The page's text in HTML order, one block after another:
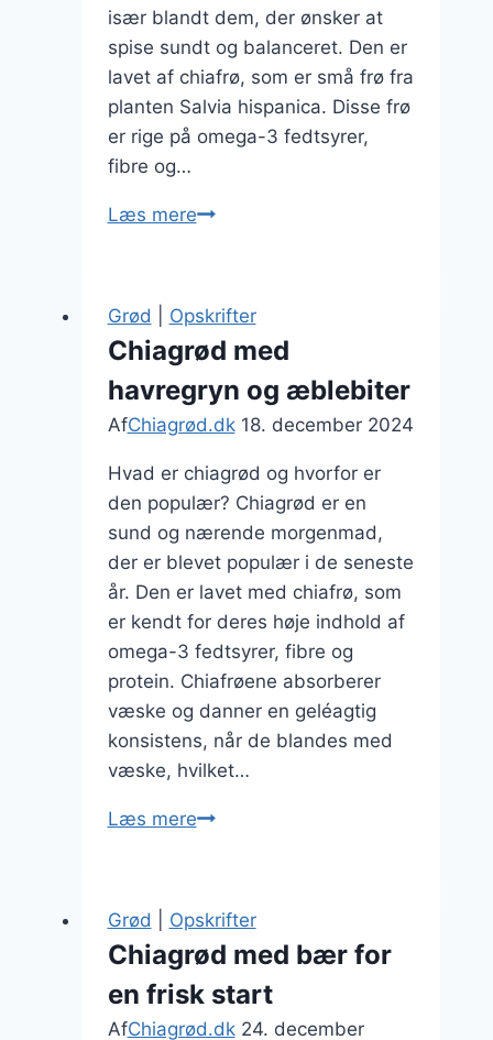
især blandt dem, der ønsker at
spise sundt og balanceret. Den er
lavet af chiafrø, som er små frø fra
planten Salvia hispanica. Disse frø
er rige på omega-3 fedtsyrer,
fibre og…
Læs mereChiagrød
en
nøddeagtig
smag
Grød Opskrifter
Chiagrød med
havregryn og æblebiter
AfChiagrød.dk 18. december 2024
Hvad er chiagrød og hvorfor er
den populær? Chiagrød er en
sund og nærende morgenmad,
der er blevet populær i de seneste
år. Den er lavet med chiafrø, som
er kendt for deres høje indhold af
omega-3 fedtsyrer, fibre og
protein. Chiafrøene absorberer
væske og danner en geléagtig
konsistens, når de blandes med
væske, hvilket…
Læs mereChiagrød
æblebiter
Grød Opskrifter
Chiagrød med bær for
en frisk start
AfChiagrød.dk 24. december